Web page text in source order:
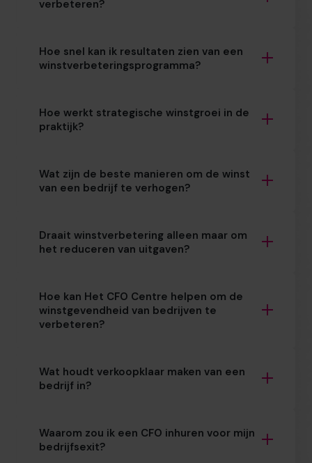
verbeteren?
Hoe snel kan ik resultaten zien van een
winstverbeteringsprogramma?
Hoe werkt strategische winstgroei in de
praktijk?
Wat zijn de beste manieren om de winst
van een bedrijf te verhogen?
Draait winstverbetering alleen maar om
het reduceren van uitgaven?
Hoe kan Het CFO Centre helpen om de
winstgevendheid van bedrijven te
verbeteren?
Wat houdt verkoopklaar maken van een
bedrijf in?
Waarom zou ik een CFO inhuren voor mijn
bedrijfsexit?